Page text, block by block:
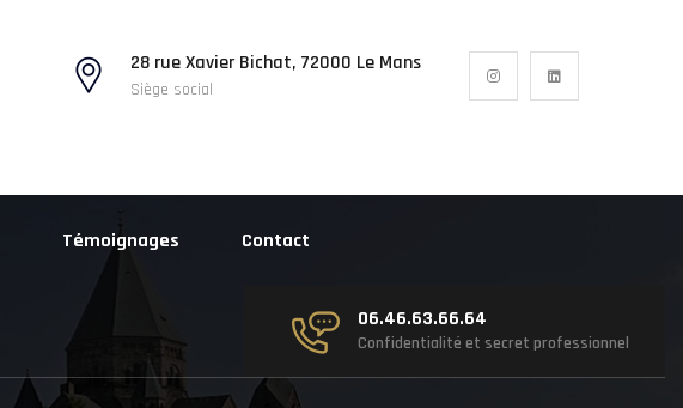
28 rue Xavier Bichat, 72000 Le Mans
Siège social
Témoignages Contact
06.46.63.66.64
Confidentialité et secret professionnel